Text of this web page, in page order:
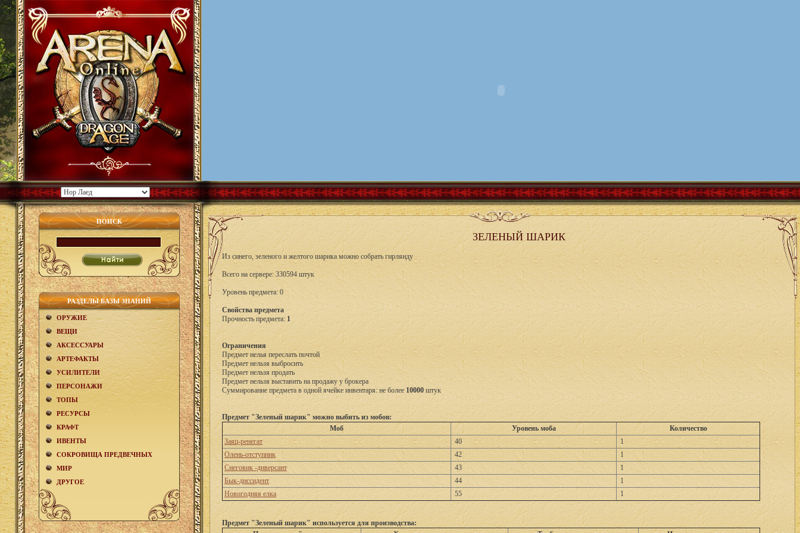
ПОИСК
РАЗДЕЛЫ БАЗЫ ЗНАНИЙ
ОРУЖИЕ
ВЕЩИ
АКCЕСCУАРЫ
АРТЕФАКТЫ
УСИЛИТЕЛИ
ПЕРСОНАЖИ
ТОПЫ
РЕСУРСЫ
КРАФТ
ИВЕНТЫ
СОКРОВИЩА ПРЕДВЕЧНЫХ
МИР
ДРУГОЕ
ЗЕЛЕНЫЙ ШАРИК
Из синего, зеленого и желтого шарика можно собрать гирлянду
Всего на сервере: 330594 штук
Уровень предмета: 0
Свойства предмета
Прочность предмета: 1
Ограничения
Предмет нелья переслать почтой
Предмет нельзя выбросить
Предмет нельзя продать
Предмет нельзя выставить на продажу у брокера
Суммирование предмета в одной ячейке инвентаря: не более 10000 штук
Предмет "Зеленый шарик" можно выбить из мобов:
Моб
Уровень моба
Количество
Заяц-ренегат
40
1
Олень-отступник
42
1
Cнеговик -диверсант
43
1
Бык-диссидент
44
1
Новогодняя елка
55 1
Предмет "Зеленый шарик" используется для производства: